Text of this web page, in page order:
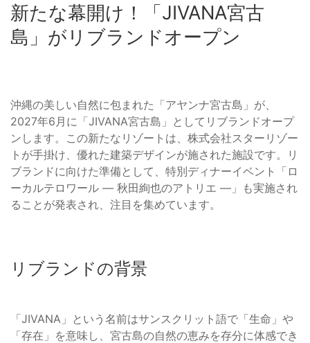
新たな幕開け！「JIVANA宮古
島」がリブランドオープン
沖縄の美しい自然に包まれた「アヤンナ宮古島」が、
2027年6月に「JIVANA宮古島」としてリブランドオープ
ンします。この新たなリゾートは、株式会社スターリゾー
トが手掛け、優れた建築デザインが施された施設です。リ
ブランドに向けた準備として、特別ディナーイベント「ロ
ーカルテロワール ― 秋田絢也のアトリエ ―」も実施され
ることが発表され、注目を集めています。
リブランドの背景
「JIVANA」という名前はサンスクリット語で「生命」や
「存在」を意味し、宮古島の自然の恵みを存分に体感でき